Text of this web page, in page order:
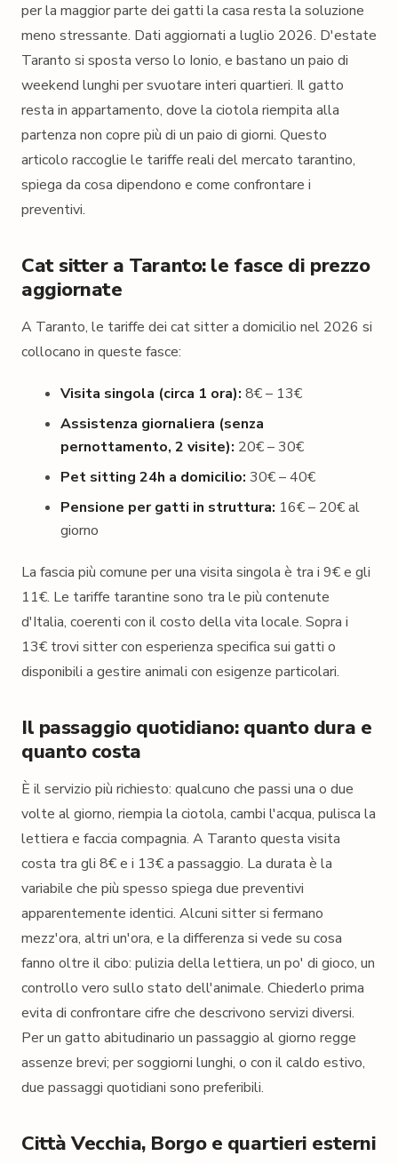
per la maggior parte dei gatti la casa resta la soluzione
meno stressante. Dati aggiornati a luglio 2026. D'estate
Taranto si sposta verso lo Ionio, e bastano un paio di
weekend lunghi per svuotare interi quartieri. Il gatto
resta in appartamento, dove la ciotola riempita alla
partenza non copre più di un paio di giorni. Questo
articolo raccoglie le tariffe reali del mercato tarantino,
spiega da cosa dipendono e come confrontare i
preventivi.
Cat sitter a Taranto: le fasce di prezzo
aggiornate
A Taranto, le tariffe dei cat sitter a domicilio nel 2026 si
collocano in queste fasce:
Visita singola (circa 1 ora): 8€ – 13€
Assistenza giornaliera (senza
pernottamento, 2 visite): 20€ – 30€
Pet sitting 24h a domicilio: 30€ – 40€
Pensione per gatti in struttura: 16€ – 20€ al
giorno
La fascia più comune per una visita singola è tra i 9€ e gli
11€. Le tariffe tarantine sono tra le più contenute
d'Italia, coerenti con il costo della vita locale. Sopra i
13€ trovi sitter con esperienza specifica sui gatti o
disponibili a gestire animali con esigenze particolari.
Il passaggio quotidiano: quanto dura e
quanto costa
È il servizio più richiesto: qualcuno che passi una o due
volte al giorno, riempia la ciotola, cambi l'acqua, pulisca la
lettiera e faccia compagnia. A Taranto questa visita
costa tra gli 8€ e i 13€ a passaggio. La durata è la
variabile che più spesso spiega due preventivi
apparentemente identici. Alcuni sitter si fermano
mezz'ora, altri un'ora, e la differenza si vede su cosa
fanno oltre il cibo: pulizia della lettiera, un po' di gioco, un
controllo vero sullo stato dell'animale. Chiederlo prima
evita di confrontare cifre che descrivono servizi diversi.
Per un gatto abitudinario un passaggio al giorno regge
assenze brevi; per soggiorni lunghi, o con il caldo estivo,
due passaggi quotidiani sono preferibili.
Città Vecchia, Borgo e quartieri esterni